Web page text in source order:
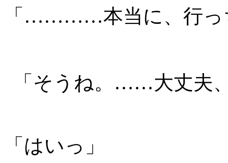
「…………本当に、行っ
「そうね。……大丈夫
「はいっ」